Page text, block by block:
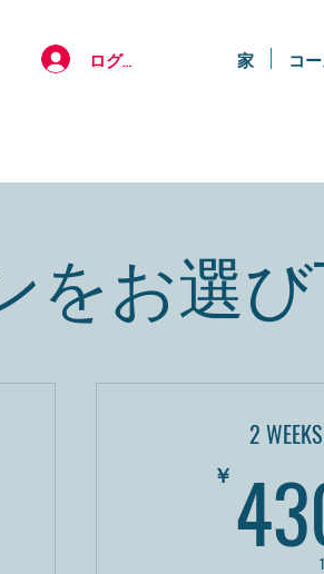
ログイン 家 コ
をお選
￥
2
￥